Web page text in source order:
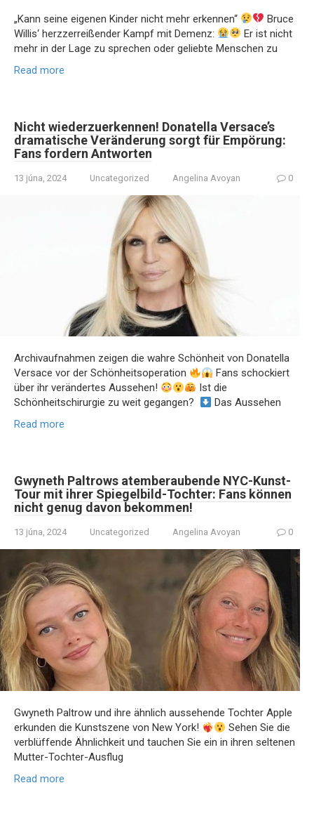
„Kann seine eigenen Kinder nicht mehr erkennen“
Bruce
Willis‘ herzzerreißender Kampf mit Demenz:
Er ist nicht
mehr in der Lage zu sprechen oder geliebte Menschen zu
Read more
Nicht wiederzuerkennen! Donatella Versace’s
dramatische Veränderung sorgt für Empörung:
Fans fordern Antworten
13 júna, 2024 Uncategorized Angelina Avoyan 0
Archivaufnahmen zeigen die wahre Schönheit von Donatella
Versace vor der Schönheitsoperation
Fans schockiert
über ihr verändertes Aussehen!
Ist die
Schönheitschirurgie zu weit gegangen?
Das Aussehen
Read more
Gwyneth Paltrows atemberaubende NYC-Kunst-
Tour mit ihrer Spiegelbild-Tochter: Fans können
nicht genug davon bekommen!
13 júna, 2024 Uncategorized Angelina Avoyan 0
Gwyneth Paltrow und ihre ähnlich aussehende Tochter Apple
erkunden die Kunstszene von New York!
Sehen Sie die
verblüffende Ähnlichkeit und tauchen Sie ein in ihren seltenen
Mutter-Tochter-Ausflug
Read more